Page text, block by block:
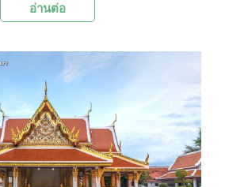
ด้วยสิ่งที่น่าสนใจหลายอย่าง และ
อ่านต่อ